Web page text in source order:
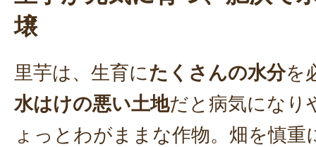
壌
里芋は、生育にたくさんの水分を
水はけの悪い土地だと病気になり
ょっとわがままな作物。畑を慎